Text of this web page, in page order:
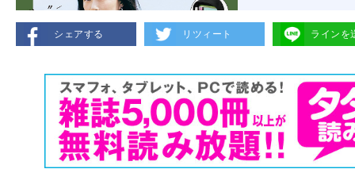
シェアする リツィート ラインを